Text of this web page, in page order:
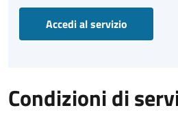
Accedi al servizio
Condizioni di